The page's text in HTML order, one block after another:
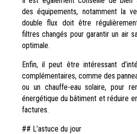
des équipements, notamment la
double flux doit être
filtres changés pour garantir un air
optimale.
Enfin, il peut être intéressant
complémentaires, comme des
ou un chauffe-eau solaire, pour
énergétique du bâtiment et réduire
factures.
## L’astuce du jour